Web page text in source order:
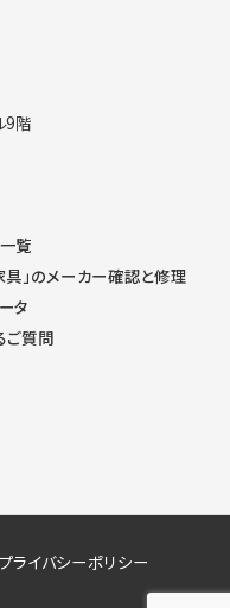
9階
覧
具」のメーカー確認と修理
タ
ご質問
プライバシーポリシー